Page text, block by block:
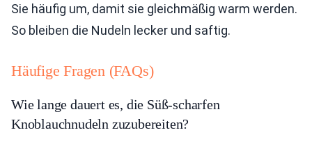
Sie häufig um, damit sie gleichmäßig warm werden.
So bleiben die Nudeln lecker und saftig.
Häufige Fragen (FAQs)
Wie lange dauert es, die Süß-scharfen
Knoblauchnudeln zuzubereiten?